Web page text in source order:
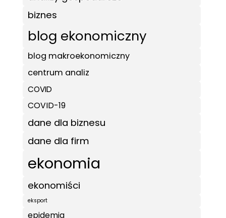
biznes
blog ekonomiczny
blog makroekonomiczny
centrum analiz
COVID
COVID-19
dane dla biznesu
dane dla firm
ekonomia
ekonomiści
eksport
epidemia